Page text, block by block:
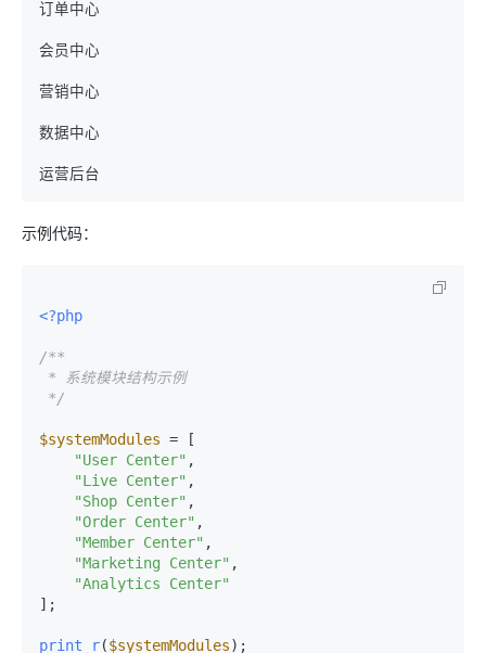
订单中心
会员中心
营销中心
数据中心
示例代码：
<?php
/**
*/
$systemModules = [
"User Center" ,
"Live Center" ,
"Shop Center" ,
"Order Center" ,
"Member Center" ,
"Marketing Center" ,
"Analytics Center"
];
print_r($systemModules);